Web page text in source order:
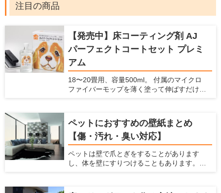
注目の商品
【発売中】床コーティング剤 AJ
パーフェクトコートセット プレミ
アム
18〜20畳用、容量500ml。 付属のマイクロ
ファイバーモップを薄く塗って伸ばすだけで
す。また、床・壁・家具のキズ・汚れを防止
できます。 ナノコンポジット技術による「ガ
ラスの薄膜」が、床・壁・家具などの表面を
コーティング。塗るだけで床の滑りを防ぎ、
キズ・汚れから守ります。 従来品より防滑性
能30％向上。 メンテナンス不要で、長期間効
ペットにおすすめの壁紙まとめ
【傷・汚れ・臭い対応】
ペットは壁で爪とぎをすることがあります
し、体を壁にすりつけることもあります。ま
と、こういった行動によって壁に傷がついた